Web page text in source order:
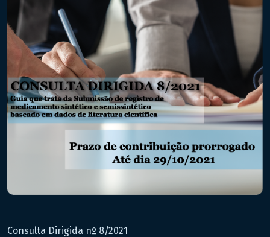
Consulta Dirigida nº 8/2021